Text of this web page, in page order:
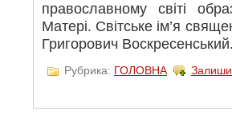
православному світі
Матері. Світське ім’я
Григорович
Рубрика: ГОЛОВНА